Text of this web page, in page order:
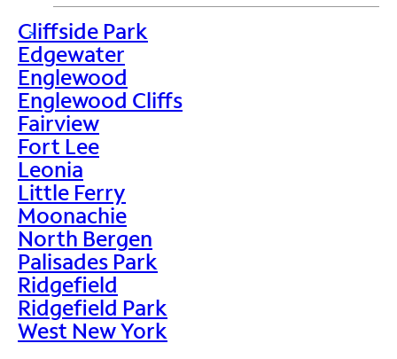
>
Cliffside Park
Edgewater
Englewood
Englewood Cliffs
Fairview
Fort Lee
Leonia
Little Ferry
Moonachie
North Bergen
Palisades Park
Ridgefield
Ridgefield Park
West New York